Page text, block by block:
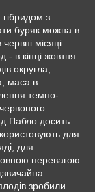
з
буряк можна в
місяці.
- в кінці жовтня
округла,
маса в
темно-
Пабло досить
для
для
перевагою
зробили